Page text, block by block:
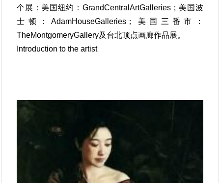
个展：美国纽约：GrandCentralArtGalleries；美国波
士顿：AdamHouseGalleries；美国三番市：
TheMontgomeryGallery及台北顶点画廊作品展。
Introduction to the artist